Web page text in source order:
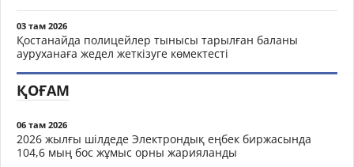
03 там 2026
Қостанайда полицейлер тынысы тарылған баланы
ауруханаға жедел жеткізуге көмектесті
ҚОҒАМ
06 там 2026
2026 жылғы шілдеде Электрондық еңбек биржасында
104,6 мың бос жұмыс орны жарияланды